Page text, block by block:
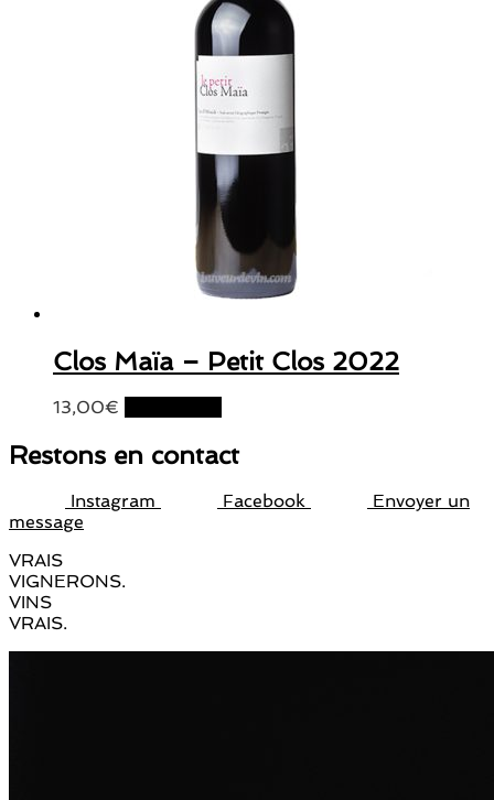
Clos Maïa – Petit Clos 2022
13,00€
Restons en contact
Instagram Facebook
Envoyer un
message
VRAIS
VIGNERONS.
VINS
VRAIS.